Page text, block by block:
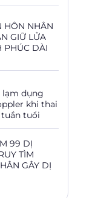
HÔN NHÂN
GIỮ LỬA
PHÚC DÀI
lạm dụng
khi thai
tuần tuổi
99 DỊ
TÌM
GÂY DỊ